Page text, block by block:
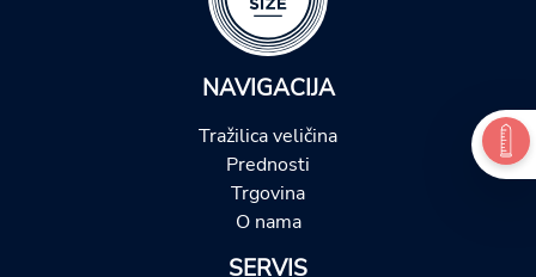
NAVIGACIJA
Tražilica veličina
Prednosti
Trgovina
O nama
SERVIS